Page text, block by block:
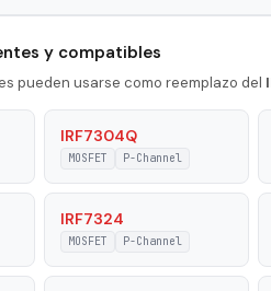
17 nS
P-
2 W
y compatibles
pueden usarse como reemplazo del
IRF7304Q
MOSFET P-Channel
IRF7324
MOSFET P-Channel